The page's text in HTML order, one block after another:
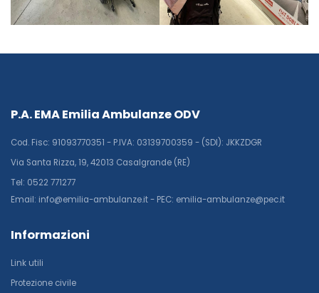
P.A. EMA Emilia Ambulanze ODV
Cod. Fisc: 91093770351 - P.IVA: 03139700359 - (SDI): JKKZDGR
Via Santa Rizza, 19, 42013 Casalgrande (RE)
Tel: 0522 771277
Email: info@emilia-ambulanze.it - PEC: emilia-ambulanze@pec.it
Informazioni
Link utili
Protezione civile